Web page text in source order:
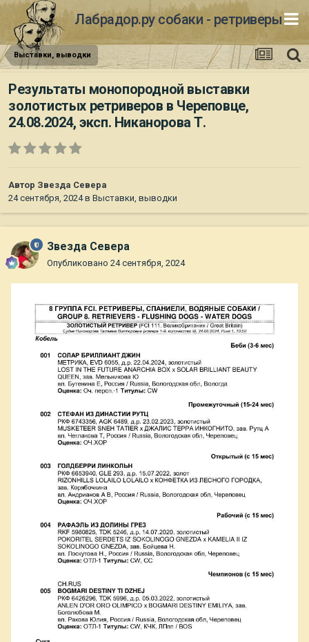
Лабрадор.ру собаки - ретриверы
Выставки, выводки
Результаты монопородной выставки
золотистых ретриверов в Череповце,
24.08.2024, эксп. Никанорова Т.
Автор Звезда Севера
24 сентября, 2024в Выставки, выводки
Звезда Севера
Опубликовано 24 сентября, 2024